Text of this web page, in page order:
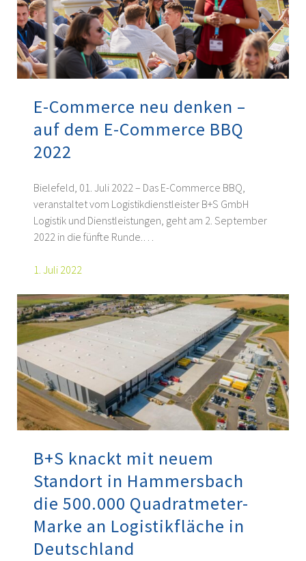
E-Commerce neu denken –
auf dem E-Commerce BBQ
2022
Bielefeld, 01. Juli 2022 – Das E-Commerce BBQ,
veranstaltet vom Logistikdienstleister B+S GmbH
Logistik und Dienstleistungen, geht am 2. September
2022 in die fünfte Runde.…
1. Juli 2022
B+S knackt mit neuem
Standort in Hammersbach
die 500.000 Quadratmeter-
Marke an Logistikfläche in
Deutschland